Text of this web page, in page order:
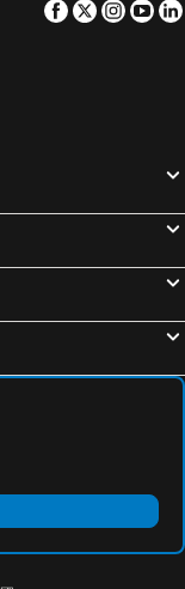
Hotel
Loft旅宿 Loft House
夜市
Facebook
Twitter